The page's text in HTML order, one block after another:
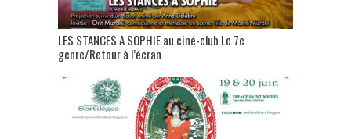
LES STANCES A SOPHIE au ciné-club Le 7e
genre/Retour à l’écran